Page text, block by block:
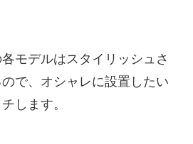
モデルはスタイリッシュさ
で、 オシャレに設置したい
します。